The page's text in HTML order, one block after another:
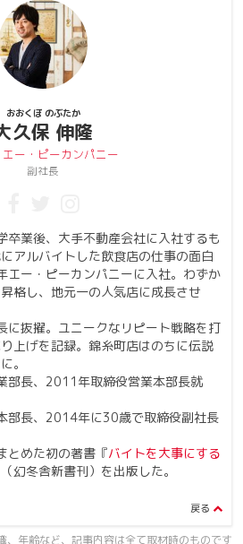
久保 伸隆
おおくぼ のぶたか
エー・ピーカンパニー
副社長
業後、大手不動産会社に入社するも
アルバイトした飲食店の仕事の面白
ー・ピーカンパニーに入社。わずか
格し、地元一の人気店に成長させ
抜擢。ユニークなリピート戦略を打
上げを記録。錦糸町店はのちに伝説
。
部長、2011年取締役営業本部長就
部長、2014年に30歳で取締役副社長
とめた初の著書『バイトを大事にする
幻冬舎新書刊）を出版した。
、年齢など、記事内容は全て取材時のものです